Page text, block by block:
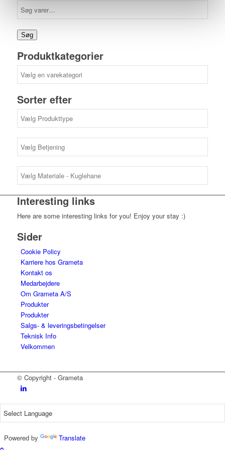
efter:
Søg
Produktkategorier
Sorter efter
Interesting links
Here are some interesting links for you! Enjoy your stay :)
Sider
Cookie Policy
Karriere hos Grameta
Kontakt os
Medarbejdere
Om Grameta A/S
Produkter
Produkter
Salgs- & leveringsbetingelser
Teknisk Info
Velkommen
© Copyright - Grameta
Powered by Translate